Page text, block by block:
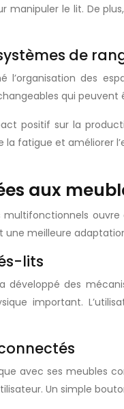
manipuler le lit. De
de
l’organisation des
qui
positif sur la
fatigue et améliorer
aux
multifonctionnels
meilleure
lits
développé des
important.
avec ses
Un simple